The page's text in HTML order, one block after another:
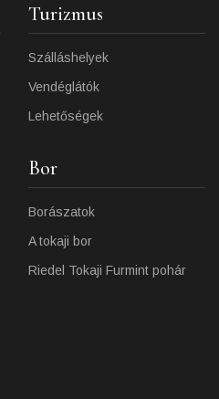
Turizmus
Szálláshelyek
Vendéglátók
Lehetőségek
Bor
Borászatok
A tokaji bor
Riedel Tokaji Furmint pohár